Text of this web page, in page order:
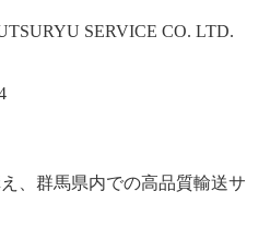
SERVICE CO. LTD.
、群馬県内での高品質輸送サ